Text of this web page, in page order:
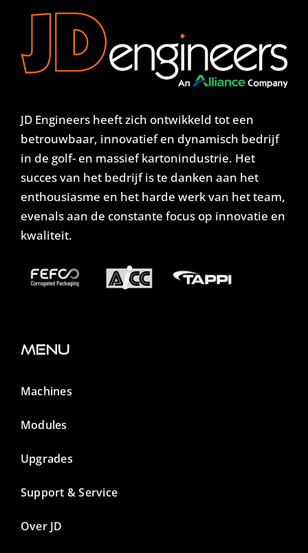
JD Engineers heeft zich ontwikkeld tot een
betrouwbaar, innovatief en dynamisch bedrijf
in de golf- en massief kartonindustrie. Het
succes van het bedrijf is te danken aan het
enthousiasme en het harde werk van het team,
evenals aan de constante focus op innovatie en
kwaliteit.
Menu
Machines
Modules
Upgrades
Support & Service
Over JD